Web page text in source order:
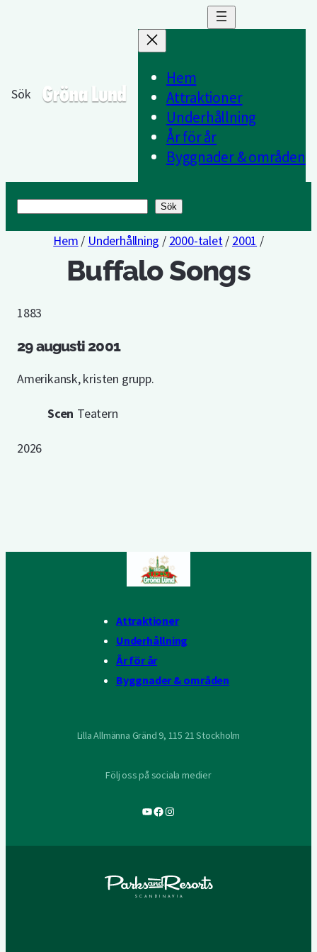
Sök
Hem
Attraktioner
Underhållning
År för år
Byggnader & områden
Sök
Hem / Underhållning / 2000-talet/ 2001 /
Buffalo Songs
1883
29 augusti 2001
Amerikansk, kristen grupp.
Scen Teatern
2026
Attraktioner
Underhållning
År för år
Byggnader & områden
Lilla Allmänna Gränd 9, 115 21 Stockholm
Följ oss på sociala medier
YouTube
Facebook
Instagram